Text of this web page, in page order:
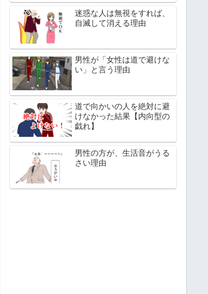
迷惑な人は無視をすれば、
自滅して消える理由
男性が「女性は道で避けな
い」と言う理由
道で向かいの人を絶対に避
けなかった結果【内向型の
戯れ】
男性の方が、生活音がうる
さい理由